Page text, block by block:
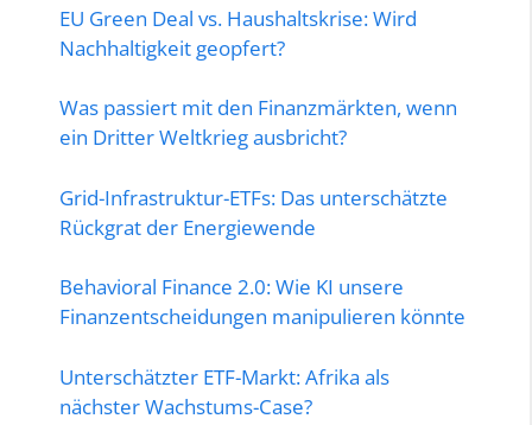
EU Green Deal vs. Haushaltskrise: Wird
Nachhaltigkeit geopfert?
Was passiert mit den Finanzmärkten, wenn
ein Dritter Weltkrieg ausbricht?
Grid-Infrastruktur-ETFs: Das unterschätzte
Rückgrat der Energiewende
Behavioral Finance 2.0: Wie KI unsere
Finanzentscheidungen manipulieren könnte
Unterschätzter ETF-Markt: Afrika als
nächster Wachstums-Case?